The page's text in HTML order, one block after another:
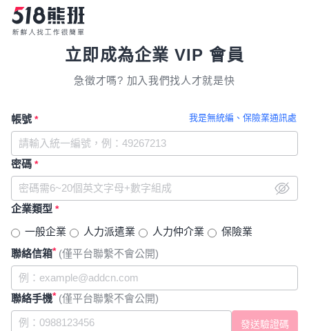
立即成為企業 VIP 會員
急徵才嗎? 加入我們找人才就是快
我是無統編、保險業通訊處
帳號 *
密碼 *
企業類型 *
一般企業 人力派遣業 人力仲介業
保險業
聯絡信箱* (僅平台聯繫不會公開)
聯絡手機* (僅平台聯繫不會公開)